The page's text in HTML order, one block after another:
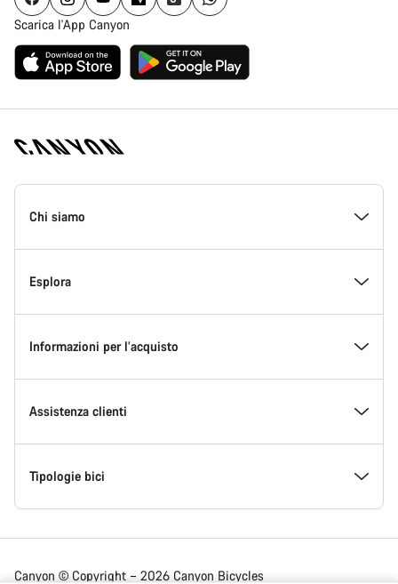
Scarica l'App Canyon
Piè
Home
Chi siamo
Esplora
Informazioni per l’acquisto
Assistenza clienti
Tipologie bici
Canyon © Copyright – 2026 Canyon Bicycles